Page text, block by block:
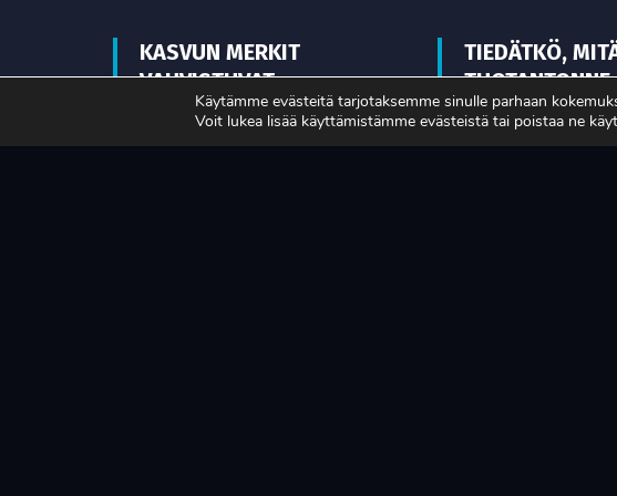
KASVUN MERKIT
VAHVISTUVAT
TIEDÄTKÖ,
MAKSAA?
Käytämme evästeitä tarjotaksemme sinulle parhaan
Voit lukea lisää käyttämistämme evästeistä tai poistaa ne